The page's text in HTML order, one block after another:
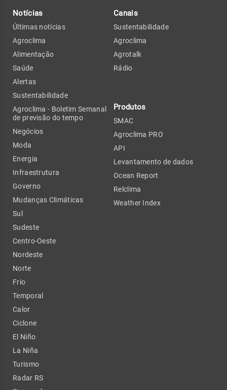
Notícias
Últimas notícias
Agroclima
Alimentação
Saúde
Alertas
Sustentabilidade
Agroclima - Boletim Semanal
de previsão do tempo
Negócios
Moda
Energia
Infraestrutura
Governo
Mudanças Climáticas
Sul
Sudeste
Centro-Oeste
Nordeste
Norte
Frio
Temporal
Calor
Ciclone
El Niño
La Niña
Turismo
Radar RS
Canais
Sustentabilidade
Agroclima
Agrotalk
Rádio
Produtos
SMAC
Agroclima PRO
API
Levantamento de dados
Ocean Report
Relclima
Weather Index